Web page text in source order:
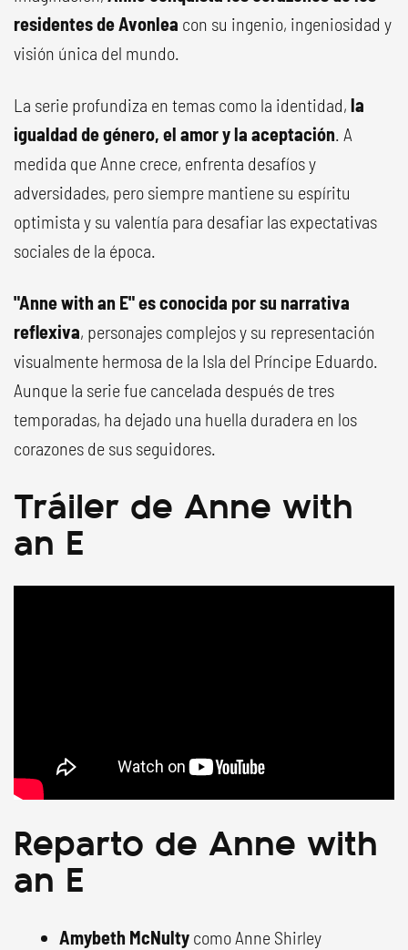
residentes de Avonlea con su ingenio, ingeniosidad y
visión única del mundo.
La serie profundiza en temas como la identidad, la
igualdad de género, el amor y la aceptación. A
medida que Anne crece, enfrenta desafíos y
adversidades, pero siempre mantiene su espíritu
optimista y su valentía para desafiar las expectativas
sociales de la época.
"Anne with an E" es conocida por su narrativa
reflexiva, personajes complejos y su representación
visualmente hermosa de la Isla del Príncipe Eduardo.
Aunque la serie fue cancelada después de tres
temporadas, ha dejado una huella duradera en los
corazones de sus seguidores.
Tráiler de Anne with
an E
Reparto de Anne with
an E
Amybeth McNulty como Anne Shirley